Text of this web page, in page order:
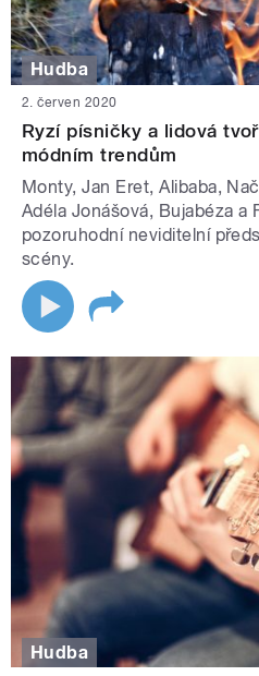
Hudba
2. červen 2020
Ryzí písničky a lidová
módním trendům
Monty, Jan Eret, Alibaba,
Adéla Jonášová, Bujabéza a
pozoruhodní neviditelní
scény.
Hudba